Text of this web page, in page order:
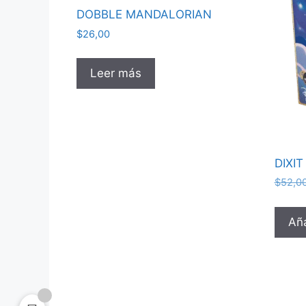
DOBBLE MANDALORIAN
$26,00
Leer más
$